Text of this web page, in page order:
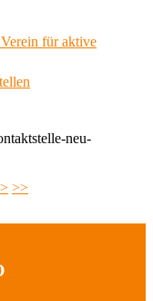
für aktive
neu-
> >>